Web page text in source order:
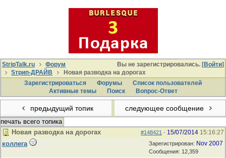
Вы не зарегистрировались. [Войти]
StripTalk.ru
Форум
Sтрип-ДРАЙВ
Новая разводка на дорогах
Зарегистрироваться
Форумы
Список пользователей
Активные темы
Поиcк Вопрос-Ответ
предыдущий топик следующее сообщение
печать всего топика
#148421 - 15/07/2014 15:16:27
Новая разводка на дорогах
Зарегистрирован: Nov 2007
Сообщения: 12,359
коллега